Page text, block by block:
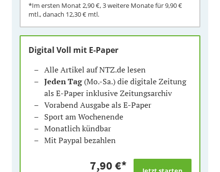
*Im ersten Monat2,90 €, 3 weitere Monate für9,90 €
mtl., danach 12,30 € mtl.
Digital Voll mit E-Paper
Alle Artikel auf NTZ.de lesen
Jeden Tag(Mo.-Sa.) die digitale Zeitung
als E-Paper inklusive Zeitungsarchiv
Vorabend Ausgabe als E-Paper
Sport am Wochenende
Monatlich kündbar
Mit Paypal bezahlen
7,90 €*